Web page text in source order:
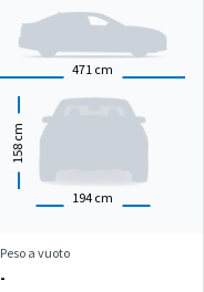
471 cm
194 cm
158
cm
Peso a vuoto
-